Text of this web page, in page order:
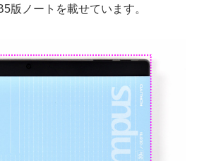
版ノートを載せています。